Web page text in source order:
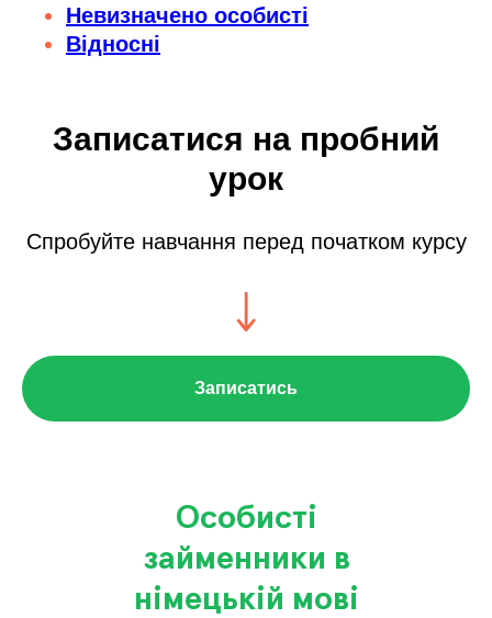
Невизначено особисті
Відносні
Записатися на пробний
урок
Спробуйте навчання перед початком курсу
Записатись
Особисті
займенники в
німецькій мові